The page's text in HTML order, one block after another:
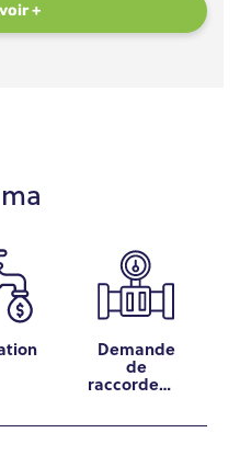
+
Demande
de
raccordeme